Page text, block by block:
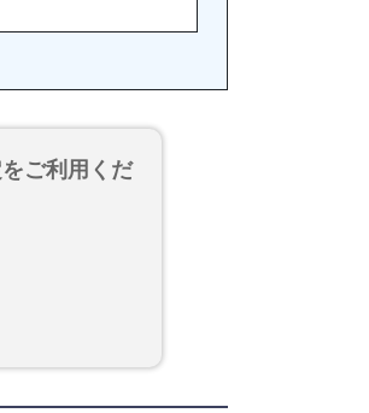
ご利用くだ